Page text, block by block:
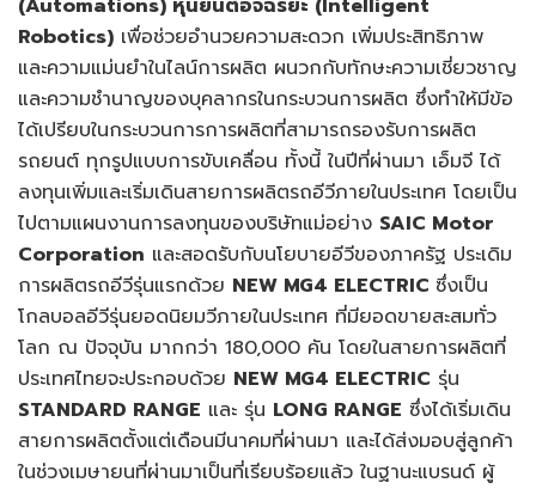
Robotics) เพื่อช่วยอำนวยความสะดวก เพิ่มประสิทธิภาพ
และความแม่นยำในไลน์การผลิต ผนวกกับทักษะความเชี่ยวชาญ
และความชำนาญของบุคลากรในกระบวนการผลิต ซึ่งทำให้มีข้อ
ได้เปรียบในกระบวนการการผลิตที่สามารถรองรับการผลิต
รถยนต์ ทุกรูปแบบการขับเคลื่อน ทั้งนี้ ในปีที่ผ่านมา เอ็มจี ได้
ลงทุนเพิ่มและเริ่มเดินสายการผลิตรถอีวีภายในประเทศ โดยเป็น
ไปตามแผนงานการลงทุนของบริษัทแม่อย่าง SAIC Motor
Corporation และสอดรับกับนโยบายอีวีของภาครัฐ ประเดิม
การผลิตรถอีวีรุ่นแรกด้วย NEW MG4 ELECTRIC ซึ่งเป็น
โกลบอลอีวีรุ่นยอดนิยมวีภายในประเทศ ที่มียอดขายสะสมทั่ว
โลก ณ ปัจจุบัน มากกว่า 180,000 คัน โดยในสายการผลิตที่
ประเทศไทยจะประกอบด้วย NEW MG4 ELECTRIC รุ่น
STANDARD RANGE และ รุ่น LONG RANGE ซึ่งได้เริ่มเดิน
สายการผลิตตั้งแต่เดือนมีนาคมที่ผ่านมา และได้ส่งมอบสู่ลูกค้า
ในช่วงเมษายนที่ผ่านมาเป็นที่เรียบร้อยแล้ว ในฐานะแบรนด์ ผู้